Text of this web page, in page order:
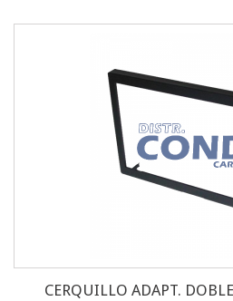
CERQUILLO ADAPT.